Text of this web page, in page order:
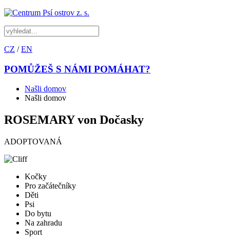
CZ /EN
POMŮŽEŠ S NÁMI POMÁHAT?
Našli domov
Našli domov
ROSEMARY von Dočasky
ADOPTOVANÁ
Kočky
Pro začátečníky
Děti
Psi
Do bytu
Na zahradu
Sport